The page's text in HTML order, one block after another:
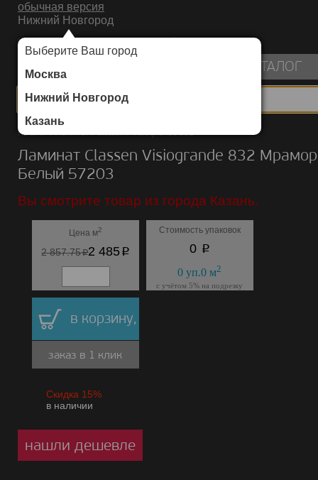
обычная версия
Нижний Новгород
Выберите Ваш город
Москва
Нижний Новгород
Казань
ИНТЕРНЕТ-МАГАЗИН НАПОЛЬНЫХ ПОКРЫТИЙ
КАТАЛОГ
Каталог/Ламинат/Classen/Visiogrande 832
Ламинат Classen Visiogrande 832 Мрамор
Белый 57203
Вы смотрите товар из города Казань.
Цена м2
2 857.75p2 485p
Стоимость упаковок
0 p
0 уп.0 м2
с учётом 5% на подрезку
в корзину,
заказ в 1 клик
Скидка 15%
в наличии
нашли дешевле